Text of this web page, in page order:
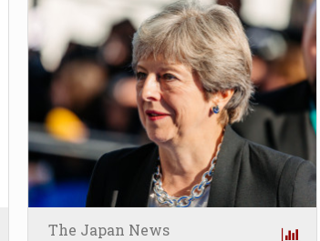
The Japan News